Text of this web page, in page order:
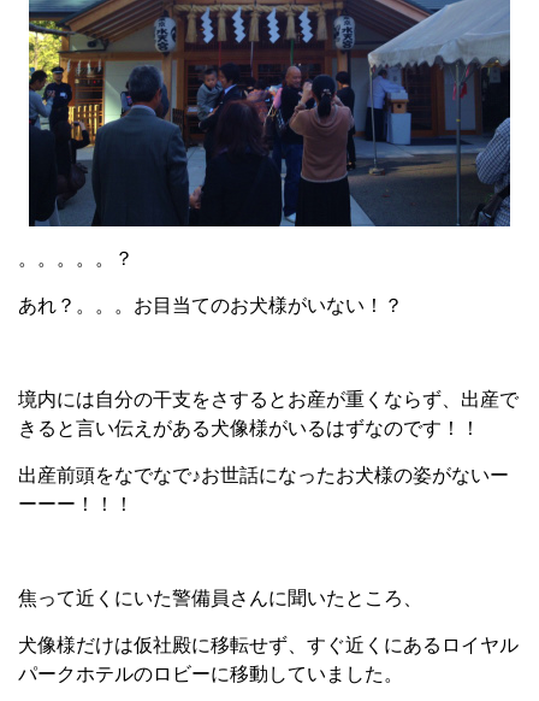
。。。。。？
あれ？。。。お目当てのお犬様がいない！？
境内には自分の干支をさするとお産が重くならず、出産で
きると言い伝えがある犬像様がいるはずなのです！！
出産前頭をなでなで♪お世話になったお犬様の姿がないー
ーーー！！！
焦って近くにいた警備員さんに聞いたところ、
犬像様だけは仮社殿に移転せず、すぐ近くにあるロイヤル
パークホテルのロビーに移動していました。